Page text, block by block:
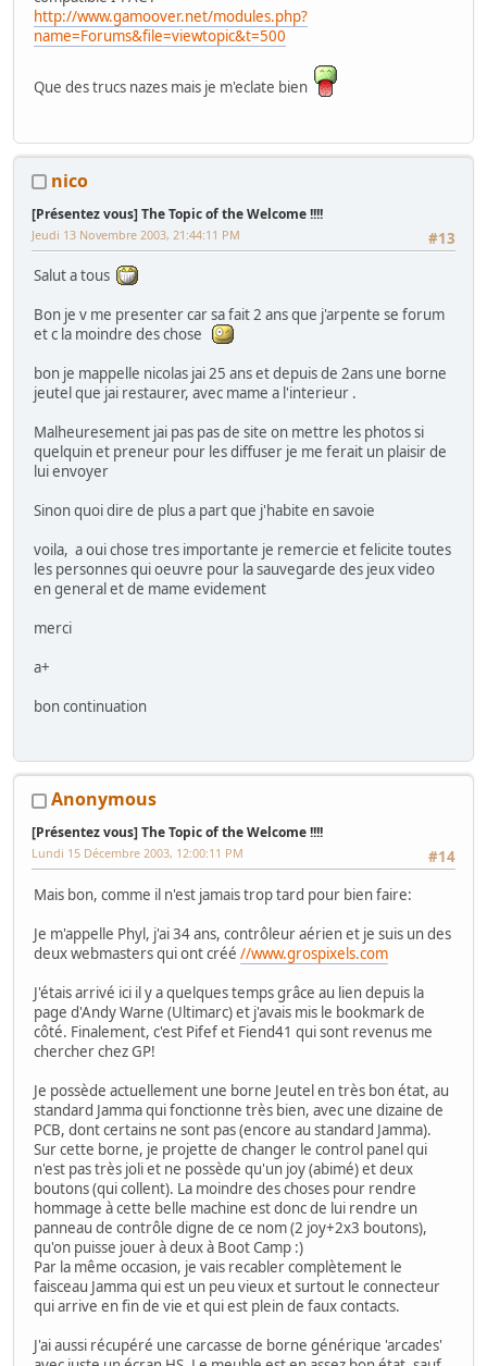
http://www.gamoover.net/modules.php?
name=Forums&file=viewtopic&t=500
Que des trucs nazes mais je m'eclate bien
nico
[Présentez vous] The Topic of the Welcome !!!!
#13
Jeudi 13 Novembre 2003, 21:44:11 PM
Salut a tous
Bon je v me presenter car sa fait 2 ans que j'arpente se forum
et c la moindre des chose
bon je mappelle nicolas jai 25 ans et depuis de 2ans une borne
jeutel que jai restaurer, avec mame a l'interieur .
Malheuresement jai pas pas de site on mettre les photos si
quelquin et preneur pour les diffuser je me ferait un plaisir de
lui envoyer
Sinon quoi dire de plus a part que j'habite en savoie
voila, a oui chose tres importante je remercie et felicite toutes
les personnes qui oeuvre pour la sauvegarde des jeux video
en general et de mame evidement
merci
a+
bon continuation
Anonymous
[Présentez vous] The Topic of the Welcome !!!!
#14
Lundi 15 Décembre 2003, 12:00:11 PM
Mais bon, comme il n'est jamais trop tard pour bien faire:
Je m'appelle Phyl, j'ai 34 ans, contrôleur aérien et je suis un des
deux webmasters qui ont créé //www.grospixels.com
J'étais arrivé ici il y a quelques temps grâce au lien depuis la
page d'Andy Warne (Ultimarc) et j'avais mis le bookmark de
côté. Finalement, c'est Pifef et Fiend41 qui sont revenus me
chercher chez GP!
Je possède actuellement une borne Jeutel en très bon état, au
standard Jamma qui fonctionne très bien, avec une dizaine de
PCB, dont certains ne sont pas (encore au standard Jamma).
Sur cette borne, je projette de changer le control panel qui
n'est pas très joli et ne possède qu'un joy (abimé) et deux
boutons (qui collent). La moindre des choses pour rendre
hommage à cette belle machine est donc de lui rendre un
panneau de contrôle digne de ce nom (2 joy+2x3 boutons),
qu'on puisse jouer à deux à Boot Camp :)
Par la même occasion, je vais recabler complètement le
faisceau Jamma qui est un peu vieux et surtout le connecteur
qui arrive en fin de vie et qui est plein de faux contacts.
J'ai aussi récupéré une carcasse de borne générique 'arcades'